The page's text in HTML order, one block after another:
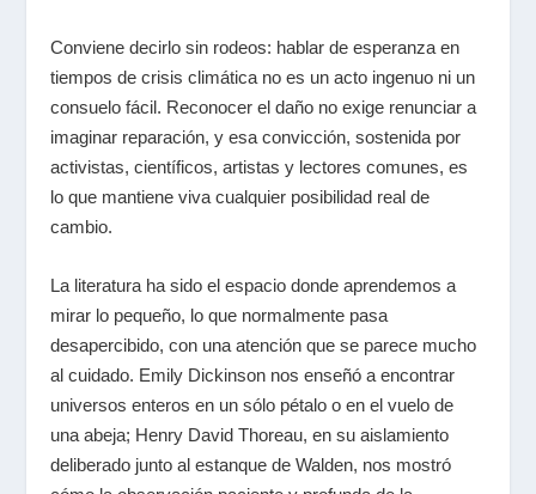
Conviene decirlo sin rodeos: hablar de esperanza en
tiempos de crisis climática no es un acto ingenuo ni un
consuelo fácil. Reconocer el daño no exige renunciar a
imaginar reparación, y esa convicción, sostenida por
activistas, científicos, artistas y lectores comunes, es
lo que mantiene viva cualquier posibilidad real de
cambio.
La literatura ha sido el espacio donde aprendemos a
mirar lo pequeño, lo que normalmente pasa
desapercibido, con una atención que se parece mucho
al cuidado. Emily Dickinson nos enseñó a encontrar
universos enteros en un sólo pétalo o en el vuelo de
una abeja; Henry David Thoreau, en su aislamiento
deliberado junto al estanque de Walden, nos mostró